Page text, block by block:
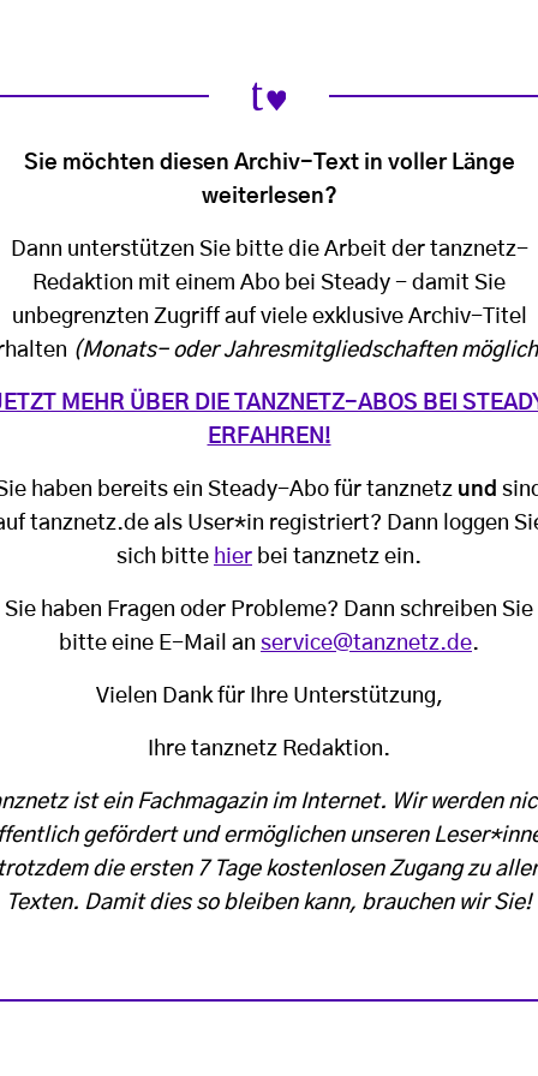
Sie möchten diesen Archiv-Text in voller Länge
weiterlesen?
Dann unterstützen Sie bitte die Arbeit der tanznetz-
Redaktion mit einem Abo bei Steady - damit Sie
unbegrenzten Zugriff auf viele exklusive Archiv-Titel
(Monats- oder Jahresmitgliedschaften
MEHR ÜBER DIE TANZNETZ-ABOS BEI
ERFAHREN!
haben bereits ein Steady-Abo für tanznetz und
tanznetz.de als User*in registriert? Dann loggen
sich bitte hier bei tanznetz ein.
Sie haben Fragen oder Probleme? Dann schreiben Sie
bitte eine E-Mail an service@tanznetz.de.
Vielen Dank für Ihre Unterstützung,
Ihre tanznetz Redaktion.
ist ein Fachmagazin im Internet. Wir werden
gefördert und ermöglichen unseren
die ersten 7 Tage kostenlosen Zugang zu
Texten. Damit dies so bleiben kann, brauchen wir Sie!